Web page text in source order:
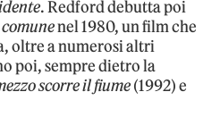
. Redford debutta poi
nel 1980, un film che
oltre a numerosi altri
poi, sempre dietro la
scorre il fiume(1992) e